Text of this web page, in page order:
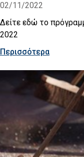
02/11/2022
Δείτε εδώ το
2022
Περισσότερα